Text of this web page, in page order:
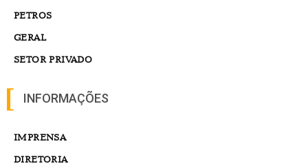
PETROS
GERAL
SETOR PRIVADO
INFORMAÇÕES
IMPRENSA
DIRETORIA